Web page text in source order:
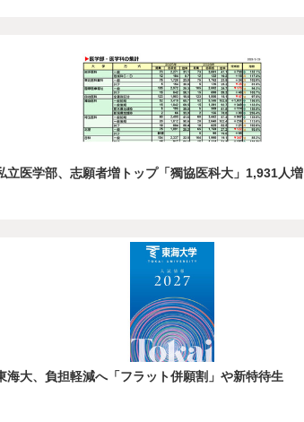
立医学部、志願者増トップ「獨協医科大」1,931人増
海大、負担軽減へ「フラット併願割」や新特待生